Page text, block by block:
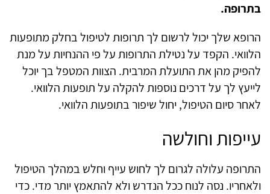
בתרופה.
הרופא שלך יכול לרשום לך תרופות לטיפול בחלק מתופעות
הלוואי. הקפד על נטילת התרופות על פי ההנחיות על מנת
להפיק מהן את התועלת המרבית. הצוות המטפל בך יוכל
לייעץ לך על דרכים נוספות להקלה על תופעות הלוואי.
לאחר סיום הטיפול, יחול שיפור בתופעות הלוואי.
עייפות וחולשה
התרופה עלולה לגרום לך לחוש עייף וחלש במהלך הטיפול
ולאחריו. נסה לנוח ככל הנדרש ולא להתאמץ יותר מדי. כדי